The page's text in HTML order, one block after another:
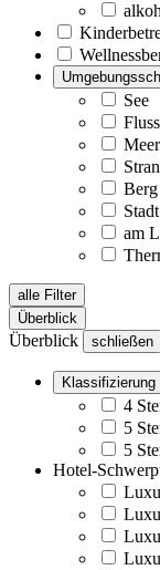
See
Fluss
Meer
Berg
Stadt
am
alle Filter
Überblick
Überblick schließen
Klassifizierung
4
5
5
Hotel-